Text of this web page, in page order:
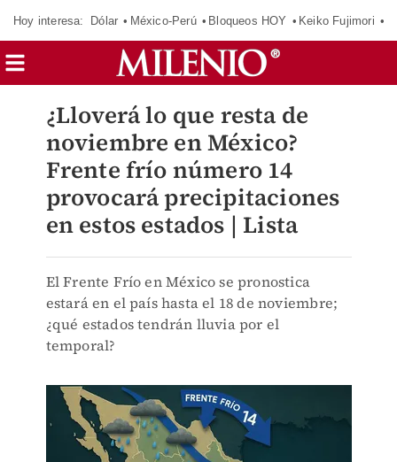
Hoy interesa: Dólar México-Perú Bloqueos HOY Keiko Fujimori
¿Lloverá lo que resta de
noviembre en México?
Frente frío número 14
provocará precipitaciones
en estos estados | Lista
El Frente Frío en México se pronostica
estará en el país hasta el 18 de noviembre;
¿qué estados tendrán lluvia por el
temporal?